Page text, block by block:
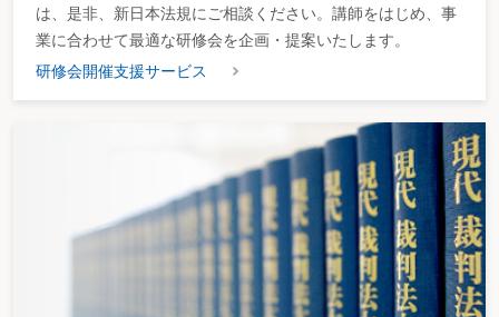
は、是非、新日本法規にご相談ください。講師をはじめ、事
業に合わせて最適な研修会を企画・提案いたします。
研修会開催支援サービス